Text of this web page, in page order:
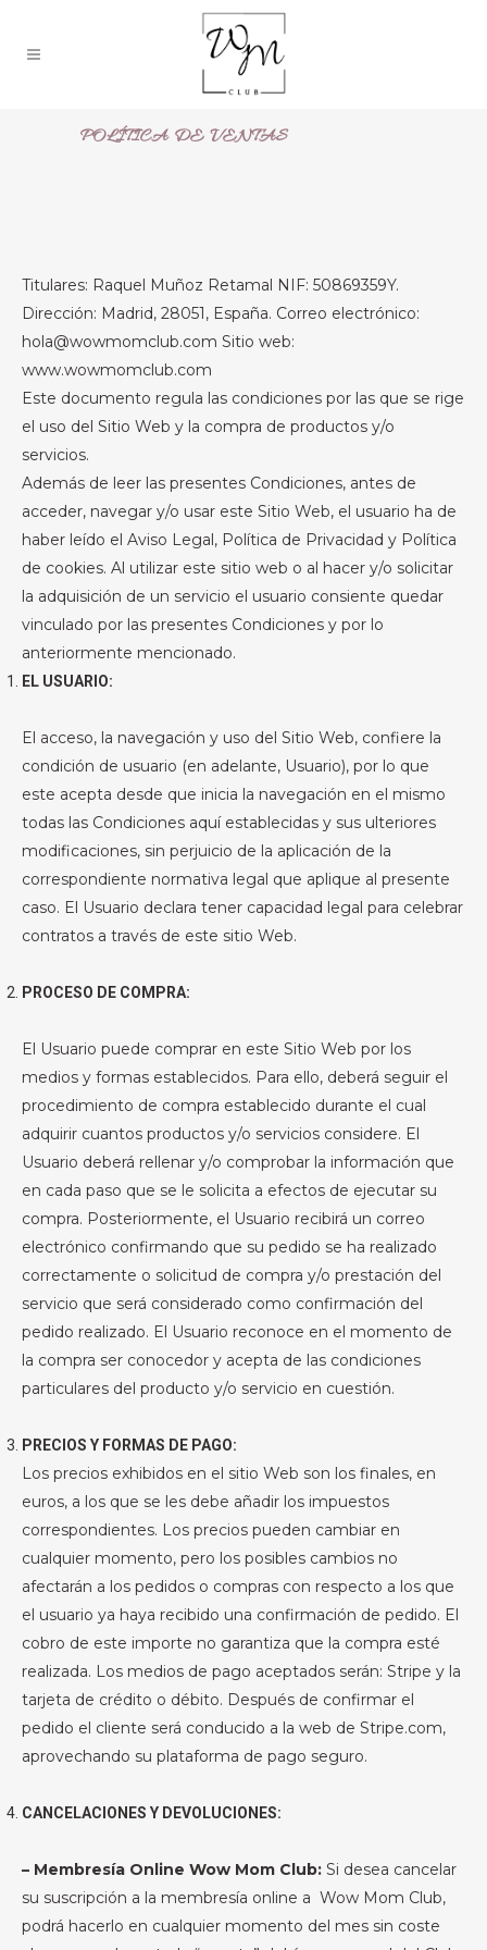
POLÍTICA DE VENTAS
Titulares: Raquel Muñoz Retamal NIF: 50869359Y.
Dirección: Madrid, 28051, España. Correo electrónico:
hola@wowmomclub.com Sitio web:
www.wowmomclub.com
Este documento regula las condiciones por las que se rige
el uso del Sitio Web y la compra de productos y/o
servicios.
Además de leer las presentes Condiciones, antes de
acceder, navegar y/o usar este Sitio Web, el usuario ha de
haber leído el Aviso Legal, Política de Privacidad y Política
de cookies. Al utilizar este sitio web o al hacer y/o solicitar
la adquisición de un servicio el usuario consiente quedar
vinculado por las presentes Condiciones y por lo
anteriormente mencionado.
EL USUARIO:
El acceso, la navegación y uso del Sitio Web, confiere la
condición de usuario (en adelante, Usuario), por lo que
este acepta desde que inicia la navegación en el mismo
todas las Condiciones aquí establecidas y sus ulteriores
modificaciones, sin perjuicio de la aplicación de la
correspondiente normativa legal que aplique al presente
caso. El Usuario declara tener capacidad legal para celebrar
contratos a través de este sitio Web.
PROCESO DE COMPRA:
El Usuario puede comprar en este Sitio Web por los
medios y formas establecidos. Para ello, deberá seguir el
procedimiento de compra establecido durante el cual
adquirir cuantos productos y/o servicios considere. El
Usuario deberá rellenar y/o comprobar la información que
en cada paso que se le solicita a efectos de ejecutar su
compra. Posteriormente, el Usuario recibirá un correo
electrónico confirmando que su pedido se ha realizado
correctamente o solicitud de compra y/o prestación del
servicio que será considerado como confirmación del
pedido realizado. El Usuario reconoce en el momento de
la compra ser conocedor y acepta de las condiciones
particulares del producto y/o servicio en cuestión.
PRECIOS Y FORMAS DE PAGO:
Los precios exhibidos en el sitio Web son los finales, en
euros, a los que se les debe añadir los impuestos
correspondientes. Los precios pueden cambiar en
cualquier momento, pero los posibles cambios no
afectarán a los pedidos o compras con respecto a los que
el usuario ya haya recibido una confirmación de pedido. El
cobro de este importe no garantiza que la compra esté
realizada. Los medios de pago aceptados serán: Stripe y la
tarjeta de crédito o débito. Después de confirmar el
pedido el cliente será conducido a la web de Stripe.com,
aprovechando su plataforma de pago seguro.
CANCELACIONES Y DEVOLUCIONES:
– Membresía Online Wow Mom Club: Si desea cancelar
su suscripción a la membresía online a Wow Mom Club,
podrá hacerlo en cualquier momento del mes sin coste